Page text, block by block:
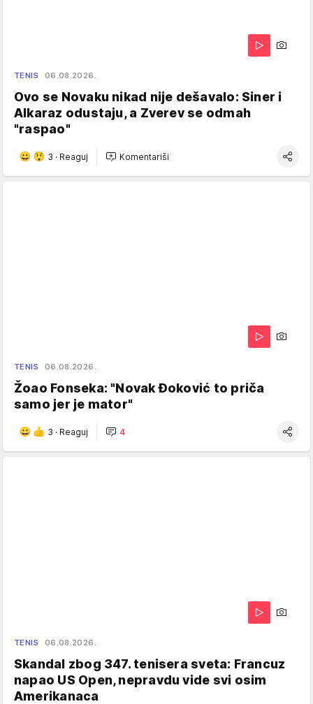
TENIS 06.08.2026.
Ovo se Novaku nikad nije dešavalo: Siner i
Alkaraz odustaju, a Zverev se odmah
"raspao"
3 · Reaguj Komentariši
TENIS 06.08.2026.
Žoao Fonseka: "Novak Đoković to priča
samo jer je mator"
3 · Reaguj 4
TENIS 06.08.2026.
Skandal zbog 347. tenisera sveta: Francuz
napao US Open, nepravdu vide svi osim
Amerikanaca